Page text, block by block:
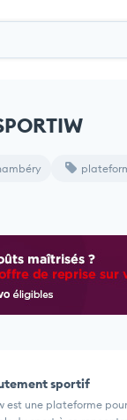
sportif
est une plateforme